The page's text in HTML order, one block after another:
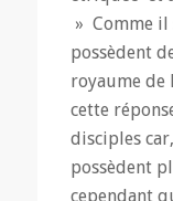
» Comme
possèdent
royaume de
cette
disciples
possèdent
cependant